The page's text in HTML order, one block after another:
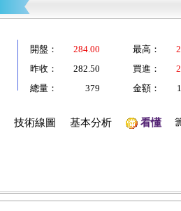
開盤： 284.00 最高：
昨收：
282.50 買進：
總量：
379 金額：
技術線圖 基本分析 看懂